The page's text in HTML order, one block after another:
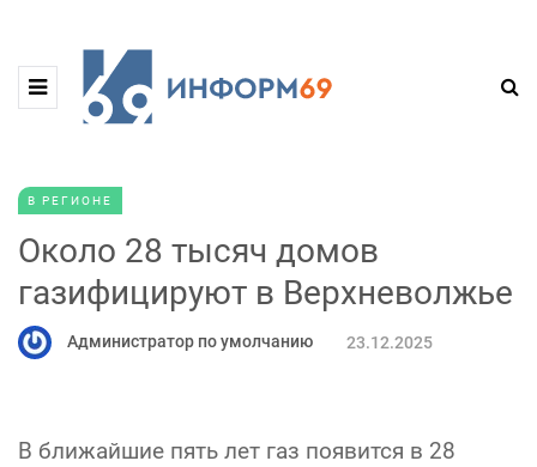
В РЕГИОНЕ
Около 28 тысяч домов
газифицируют в Верхневолжье
Администратор по умолчанию 23.12.2025
В ближайшие пять лет газ появится в 28